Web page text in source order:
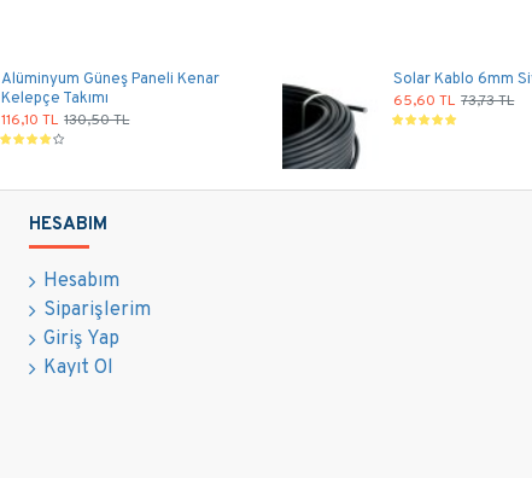
Alüminyum Güneş Paneli Kenar
Kelepçe Takımı
116,10 TL 130,50 TL
Solar Kablo 6mm
65,60 TL 73,73 TL
HESABIM
Hesabım
Siparişlerim
Giriş Yap
Kayıt Ol